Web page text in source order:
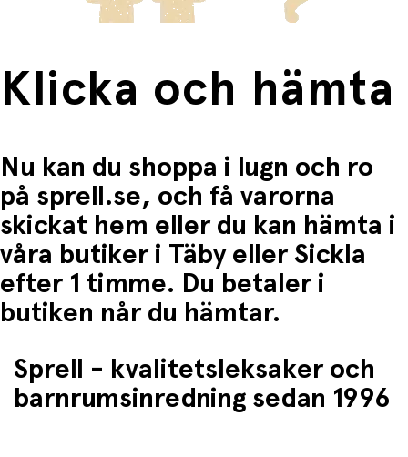
Klicka och hämta
Nu kan du shoppa i lugn och ro
på sprell.se, och få varorna
skickat hem eller du kan hämta i
våra butiker i Täby eller Sickla
efter 1 timme. Du betaler i
butiken når du hämtar.
Sprell - kvalitetsleksaker och
barnrumsinredning sedan 1996